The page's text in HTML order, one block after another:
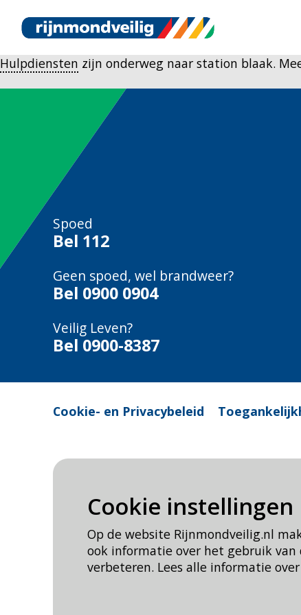
Cookie instellingen
Op de website Rijnmondveilig.nl
ook informatie over het gebruik
verbeteren. Lees alle informatie
Hulpdiensten zijn onderweg naar station blaak.
Spoed
Bel 112
Geen spoed, wel brandweer?
Bel 0900 0904
Veilig Leven?
Bel 0900-8387
Cookie- en Privacybeleid